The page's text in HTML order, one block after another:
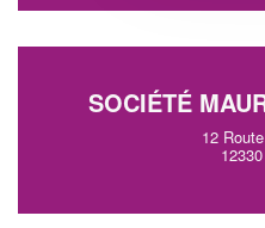
SOCIÉTÉ
12